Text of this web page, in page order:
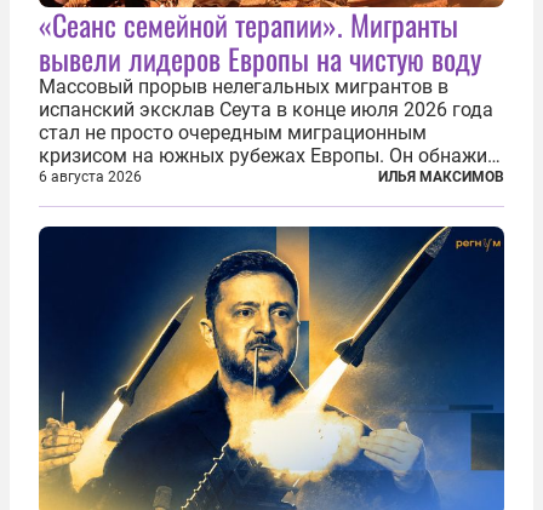
«Сеанс семейной терапии». Мигранты
вывели лидеров Европы на чистую воду
Массовый прорыв нелегальных мигрантов в
испанский эксклав Сеута в конце июля 2026 года
стал не просто очередным миграционным
кризисом на южных рубежах Европы. Он обнажил
фундаментальный раскол внутри Евросоюза,
продемонстрировав, что десятилетиями
выстраивавшаяся миграционная политика ЕС
6 августа 2026 ИЛЬЯ МАКСИМОВ